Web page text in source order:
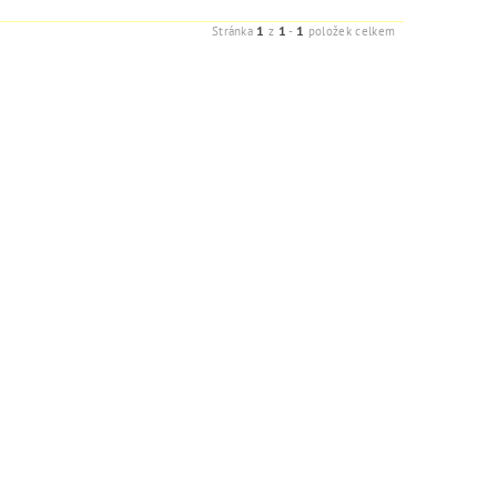
Stránka 1 z 1 - 1 položek celkem